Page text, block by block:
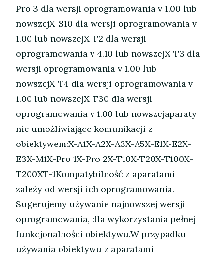
Pro 3 dla wersji oprogramowania v 1.00 lub
nowszejX-S10 dla wersji oprogramowania v
1.00 lub nowszejX-T2 dla wersji
oprogramowania v 4.10 lub nowszejX-T3 dla
wersji oprogramowania v 1.00 lub
nowszejX-T4 dla wersji oprogramowania v
1.00 lub nowszejX-T30 dla wersji
oprogramowania v 1.00 lub nowszejaparaty
nie umożliwiające komunikacji z
obiektywem:X-A1X-A2X-A3X-A5X-E1X-E2X-
E3X-M1X-Pro 1X-Pro 2X-T10X-T20X-T100X-
T200XT-1Kompatybilność z aparatami
zależy od wersji ich oprogramowania.
Sugerujemy używanie najnowszej wersji
oprogramowania, dla wykorzystania pełnej
funkcjonalności obiektywu.W przypadku
używania obiektywu z aparatami